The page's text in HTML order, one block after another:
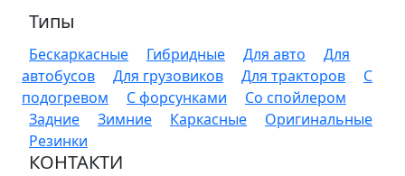
Типы
Бескаркасные Гибридные Для авто
Для
автобусов
Для грузовиков Для тракторов
С
подогревом
С форсунками
Со спойлером
Задние
Зимние Каркасные
Оригинальные
Резинки
КОНТАКТИ